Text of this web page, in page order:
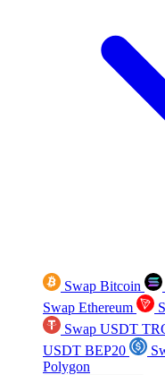
Swap Bitcoin
Swap Ethereum
Swap USDT
USDT BEP20
Polygon